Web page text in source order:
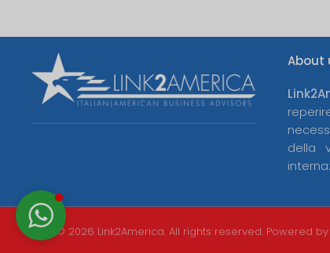
About
della
© 2026 Link2America. All rights reserved. Powered by